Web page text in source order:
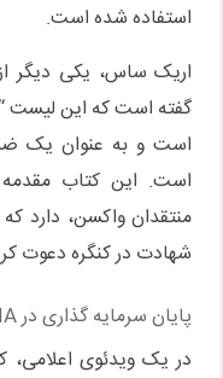
استفاده شده است.
اریک ساس، یکی دیگر
گفته است که این لیست
است و به عنوان یک
است. این کتاب مقدمه
منتقدان واکسن، دارد
شهادت در کنگره دعوت
پایان سرمایه گذاری در mRNA و جایگزین های آن
در یک ویدئوی